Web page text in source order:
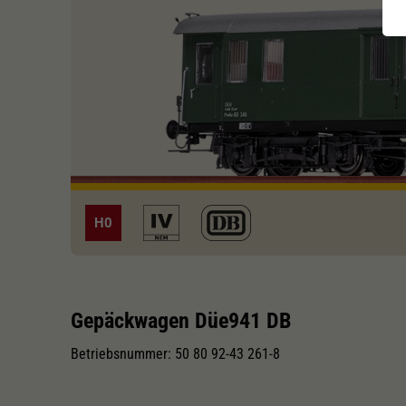
H0
Gepäckwagen Düe941 DB
Betriebsnummer: 50 80 92-43 261-8